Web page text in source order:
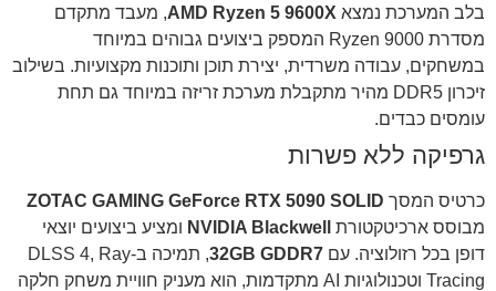
בלב המערכת נמצא AMD Ryzen 5 9600X, מעבד מתקדם
מסדרת Ryzen 9000 המספק ביצועים גבוהים במיוחד
במשחקים, עבודה משרדית, יצירת תוכן ותוכנות מקצועיות. בשילוב
זיכרון DDR5 מהיר מתקבלת מערכת זריזה במיוחד גם תחת
עומסים כבדים.
גרפיקה ללא פשרות
כרטיס המסך ZOTAC GAMING GeForce RTX 5090 SOLID
מבוסס ארכיטקטורת
NVIDIA Blackwell ומציע ביצועים יוצאי
דופן בכל רזולוציה. עם 32GB GDDR7
, תמיכה ב-DLSS 4, Ray
Tracing וטכנולוגיות AI מתקדמות, הוא מעניק חוויית משחק חלקה